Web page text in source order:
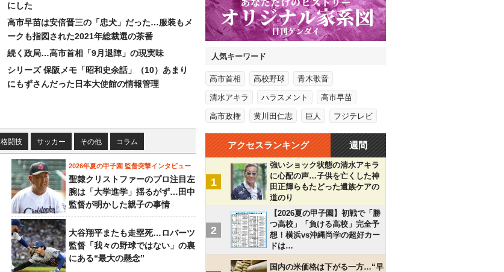
にした
高市早苗は安倍晋三の「忠犬」だった…服装もメ
ークも指図された2021年総裁選の茶番
続く政局…高市首相「9月退陣」の現実味
シリーズ 保阪メモ「昭和史余話」（10）あまり
にもずさんだった日本大使館の情報管理
格闘技 サッカー その他 コラム
2026年夏の甲子園 監督突撃インタビュー
聖隷クリストファーのプロ注目左
腕は「大学進学」揺るがず…田中
監督が明かした親子の事情
大谷翔平またも走塁死…ロバーツ
監督「我々の野球ではない」の裏
にある“最大の懸念”
人気キーワード
高市首相 高校野球 青木歌音
清水アキラ ハラスメント 高市早苗
高市政権 黄川田仁志 巨人 フジテレビ
アクセスランキング 週間
1
強いショック状態の清水アキラ
に心配の声…子供を亡くした神
田正輝らもたどった遺族ケアの
道のり
2
【2026夏の甲子園】初戦で「勝
つ高校」「負ける高校」完全予
想！横浜vs沖縄尚学の超好カー
ドは…
国内の米価格は下がる一方…“早